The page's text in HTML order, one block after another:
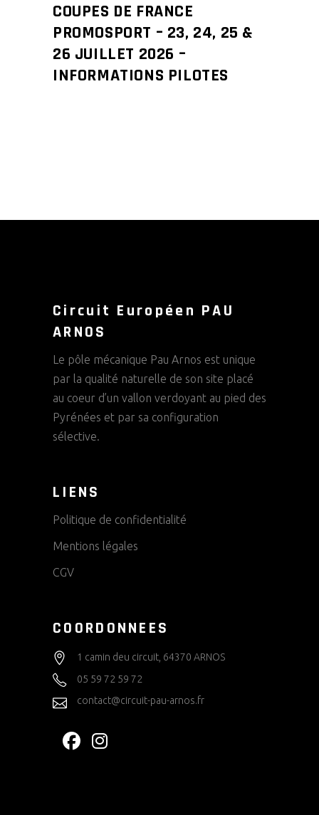
COUPES DE FRANCE
PROMOSPORT – 23, 24, 25 &
26 JUILLET 2026 –
INFORMATIONS PILOTES
Circuit Européen PAU
ARNOS
Le pôle mécanique Pau Arnos est unique
par la qualité naturelle de son site placé
au coeur d’un vallon verdoyant au pied des
Pyrénées et par sa configuration
sélective.
LIENS
Politique de confidentialité
Mentions légales
CGV
COORDONNEES
1 camin deu circuit, 64370 ARNOS
05 59 72 59 72
contact@circuit-pau-arnos.fr